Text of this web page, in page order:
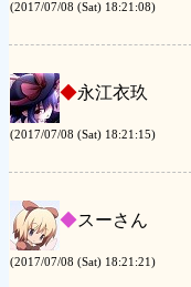
(2017/07/08 (Sat) 18:21:08)
◆永江衣玖
(2017/07/08 (Sat) 18:21:15)
◆スーさん
(2017/07/08 (Sat) 18:21:21)